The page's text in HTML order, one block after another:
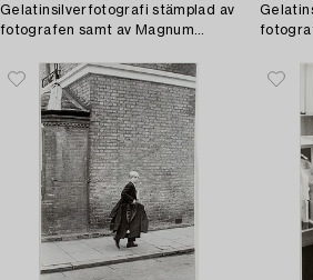
Gelatinsilverfotografi stämplad av
fotografen samt av Magnum